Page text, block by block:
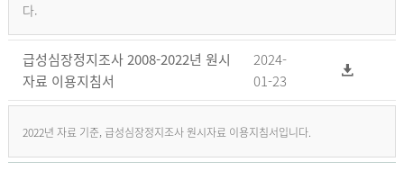
다.
급성심장정지조사 2008-2022년 원시
자료 이용지침서
2024-
01-23
2022년 자료 기준, 급성심장정지조사 원시자료 이용지침서입니다.